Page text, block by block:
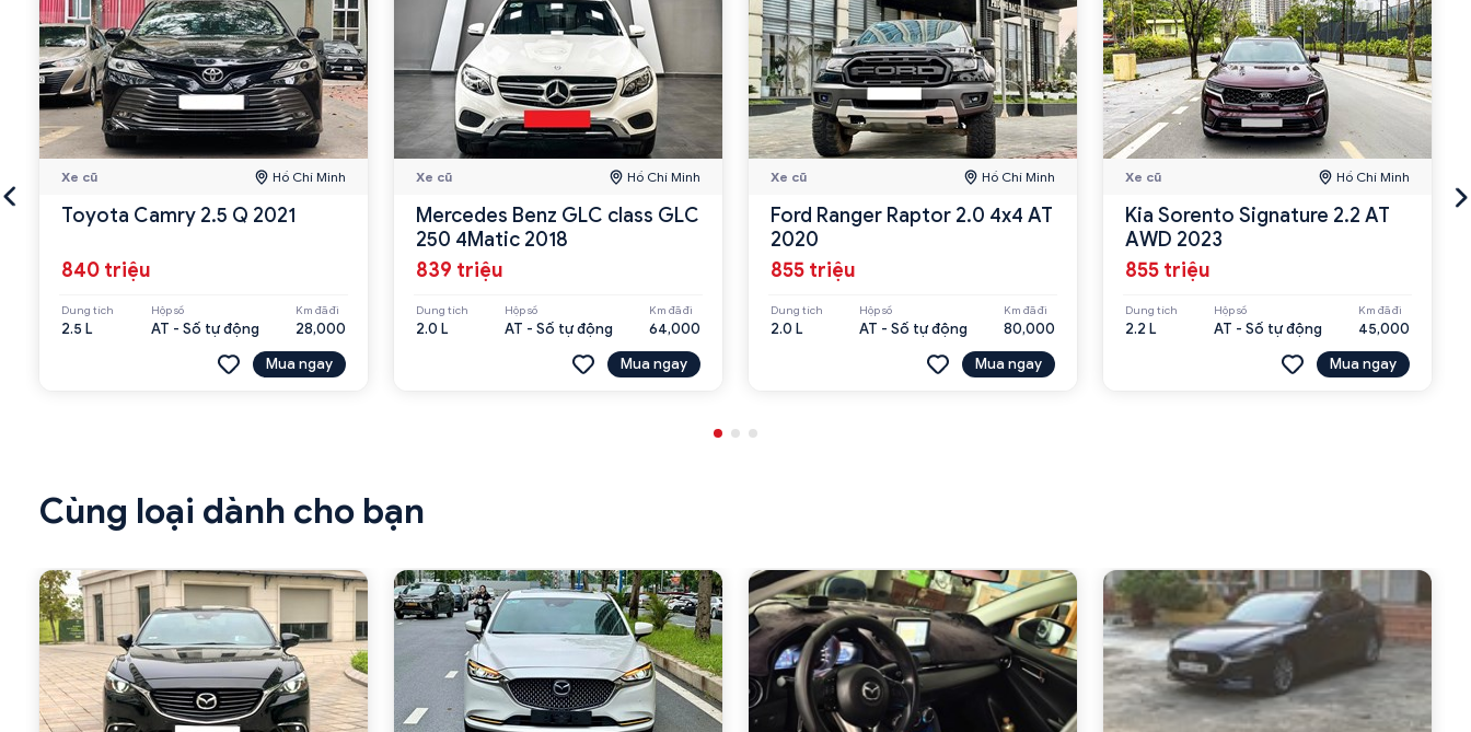
Xe cũ Hồ Chí Minh
Toyota Camry 2.5 Q 2021
840 triệu
Dung tích
2.5 L
Hộp số
AT - Số tự động
Km đã đi
28,000
Mua ngay
Xe cũ Hồ Chí Minh
Mercedes Benz GLC class GLC
250 4Matic 2018
839 triệu
Dung tích
2.0 L
Hộp số
AT - Số tự động
Km đã đi
64,000
Mua ngay
Xe cũ Hồ Chí Minh
Ford Ranger Raptor 2.0 4x4 AT
2020
855 triệu
Dung tích
2.0 L
Hộp số
AT - Số tự động
Km đã đi
80,000
Mua ngay
Xe cũ Hồ Chí Minh
Kia Sorento Signature 2.2 AT
AWD 2023
855 triệu
Dung tích
2.2 L
Hộp số
AT - Số tự động
Km đã đi
45,000
Mua ngay
Cùng loại dành cho bạn